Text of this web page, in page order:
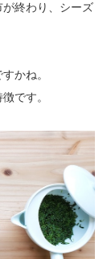
終わり、シーズ
かね。
です。